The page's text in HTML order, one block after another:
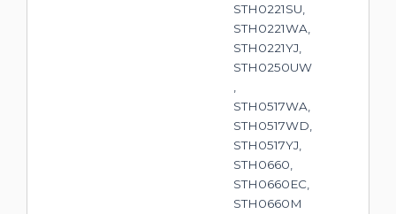
STH0221SU,
STH0221WA,
STH0221YJ,
STH0250UW
STH0517WA,
STH0517WD,
STH0517YJ,
STH0660,
STH0660EC,
STH0660M